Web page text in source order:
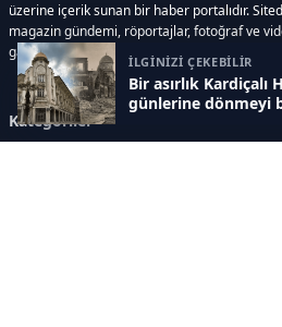
İLGİNİZİ ÇEKEBİLİR
Bir asırlık Kardiçalı
günlerine dönmeyi
üzerine içerik sunan bir haber portalıdır.
magazin gündemi, röportajlar, fotoğraf ve
gazete gibi geniş bir içerik yelpazesi bulunur.
Kategoriler